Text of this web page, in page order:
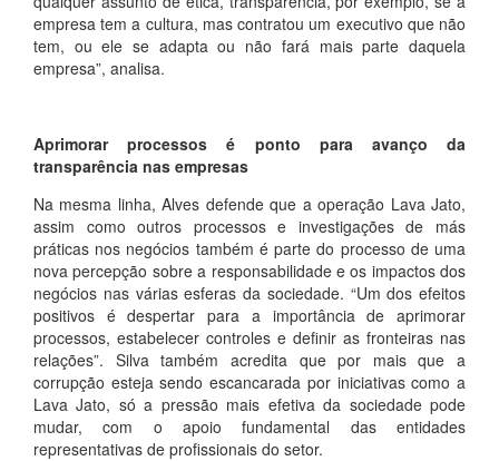
empresa tem a cultura, mas contratou um executivo que não
tem, ou ele se adapta ou não fará mais parte daquela
empresa”, analisa.
Aprimorar processos é ponto para avanço da
transparência nas empresas
Na mesma linha, Alves defende que a operação Lava Jato,
assim como outros processos e investigações de más
práticas nos negócios também é parte do processo de uma
nova percepção sobre a responsabilidade e os impactos dos
negócios nas várias esferas da sociedade. “Um dos efeitos
positivos é despertar para a importância de aprimorar
processos, estabelecer controles e definir as fronteiras nas
relações”. Silva também acredita que por mais que a
corrupção esteja sendo escancarada por iniciativas como a
Lava Jato, só a pressão mais efetiva da sociedade pode
mudar, com o apoio fundamental das entidades
representativas de profissionais do setor.